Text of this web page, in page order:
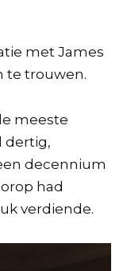
met James
te trouwen.
meeste
dertig,
decennium
had
verdiende.